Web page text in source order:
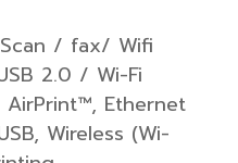
/ fax/ Wifi
2.0 / Wi-Fi
AirPrint™, Ethernet
Wireless (Wi-